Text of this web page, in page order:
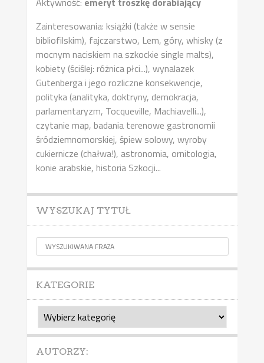
Zainteresowania: książki (także w sensie
bibliofilskim), fajczarstwo, Lem, góry, whisky (z
mocnym naciskiem na szkockie single malts),
kobiety (ściślej: różnica płci...), wynalazek
Gutenberga i jego rozliczne konsekwencje,
polityka (analityka, doktryny, demokracja,
parlamentaryzm, Tocqueville, Machiavelli...),
czytanie map, badania terenowe gastronomii
śródziemnomorskiej, śpiew solowy, wyroby
cukiernicze (chałwa!), astronomia, ornitologia,
konie arabskie, historia Szkocji...
WYSZUKAJ TYTUŁ
KATEGORIE
Kategorie
AUTORZY: